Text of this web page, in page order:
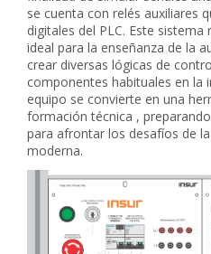
se cuenta con relés auxiliares
digitales del PLC. Este
ideal para la enseñanza de la
crear diversas lógicas de
componentes habituales en la
equipo se convierte en una
formación técnica ,
para afrontar los desafíos de
moderna.